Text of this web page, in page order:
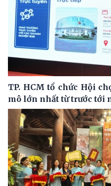
TP. HCM tổ chức Hội
mô lớn nhất từ trước tới